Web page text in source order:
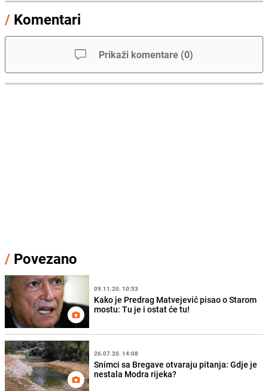
/ Komentari
Prikaži komentare (0)
/ Povezano
09.11.20. 10:53
Kako je Predrag Matvejević pisao o Starom
mostu: Tu je i ostat će tu!
26.07.20. 14:08
Snimci sa Bregave otvaraju pitanja: Gdje je
nestala Modra rijeka?